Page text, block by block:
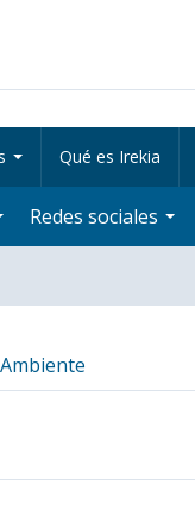
Qué es Irekia
Redes sociales